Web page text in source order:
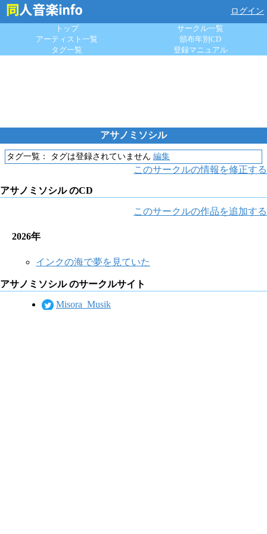
ログイン
トップ
サークル一覧
アーティスト一覧
頒布年別CD
タグ一覧
登録マニュアル
アサノミソシル
タグ一覧： タグは登録されていません 編集
このサークルの情報を修正する
アサノミソシル のCD
このサークルの作品を追加する
2026年
インクの海で夢を見ていた
アサノミソシル のサークルサイト
Misora_Musik